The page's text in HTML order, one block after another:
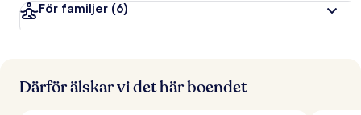
För familjer (6)
Därför älskar vi det här boendet